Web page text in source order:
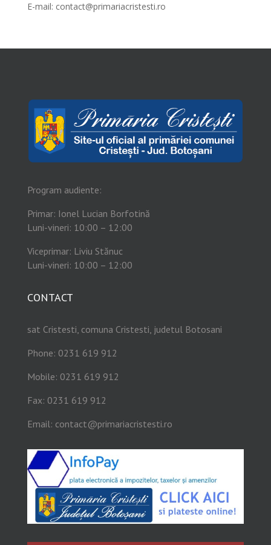
E-mail: contact@primariacristesti.ro
Program audiente:
Primar: Ionel Lucian Borfotină
Luni-vineri: 10:00 – 12:00
Viceprimar: Liviu Stănuc
Luni-vineri: 10:00 – 12:00
CONTACT
sat Cristesti, comuna Cristesti, judetul Botosani
Phone: 0231 619 912
Mobile: 0231 619 912
Fax: 0231 619 912
Email: contact@primariacristesti.ro